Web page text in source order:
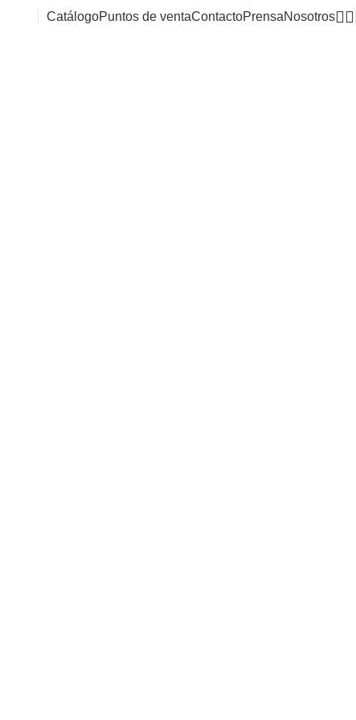
CatálogoPuntos de ventaContactoPrensaNosotros